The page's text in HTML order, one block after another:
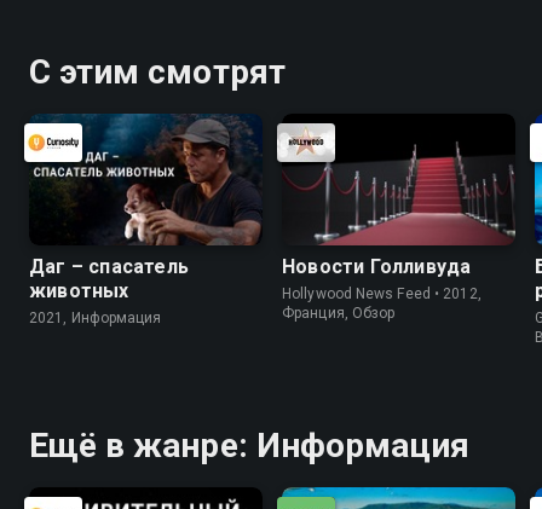
С этим смотрят
Даг – спасатель
животных
2021, Информация
Новости Голливуда
Hollywood News Feed • 2012,
Франция, Обзор
Ещё в жанре: Информация